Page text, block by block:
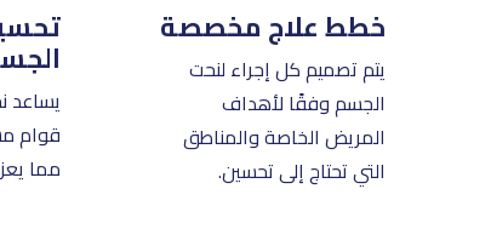
خطط علاج مخصصة
يتم تصميم كل إجراء لنحت
الجسم وفقًا لأهداف
المريض الخاصة والمناطق
التي تحتاج إلى تحسين.
يساعد
قوام
مما